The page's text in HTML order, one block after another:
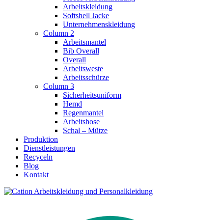
Arbeitskleidung
Softshell Jacke
Unternehmenskleidung
Column 2
Arbeitsmantel
Bib Overall
Overall
Arbeitsweste
Arbeitsschürze
Column 3
Sicherheitsuniform
Hemd
Regenmantel
Arbeitshose
Schal – Mütze
Produktion
Dienstleistungen
Recyceln
Blog
Kontakt